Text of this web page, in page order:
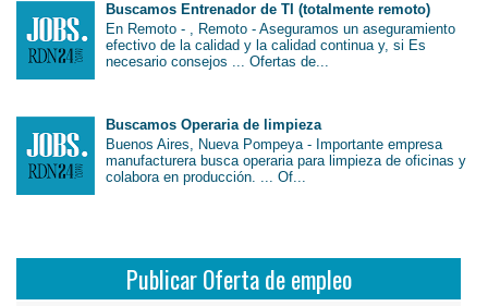
Buscamos Entrenador de TI (totalmente remoto)
En Remoto - , Remoto - Aseguramos un aseguramiento
efectivo de la calidad y la calidad continua y, si Es
necesario consejos ... Ofertas de...
Buscamos Operaria de limpieza
Buenos Aires, Nueva Pompeya - Importante empresa
manufacturera busca operaria para limpieza de oficinas y
colabora en producción. ... Of...
Publicar Oferta de empleo